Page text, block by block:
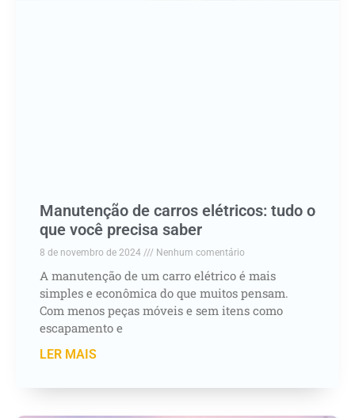
Manutenção de carros elétricos: tudo o
que você precisa saber
8 de novembro de 2024 Nenhum comentário
A manutenção de um carro elétrico é mais
simples e econômica do que muitos pensam.
Com menos peças móveis e sem itens como
escapamento e
LER MAIS